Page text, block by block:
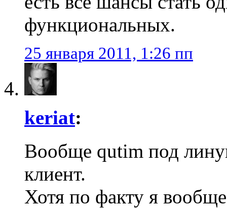
функциональных.
25 января 2011, 1:26 пп
keriat:
Вообще qutim под
клиент.
Хотя по факту я вообще